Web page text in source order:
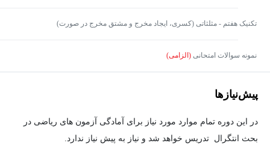
تکنیک هفتم - مثلثاتی (کسری، ایجاد مخرج و مشتق مخرج در صورت)
نمونه سوالات امتحانی (الزامی)
پیش‌نیاز‌ها
در این دوره تمام موارد مورد نیاز برای آمادگی آزمون ‌های ریاضی در
بحث انتگرال تدریس خواهد شد و نیاز به پیش نیاز ندارد.